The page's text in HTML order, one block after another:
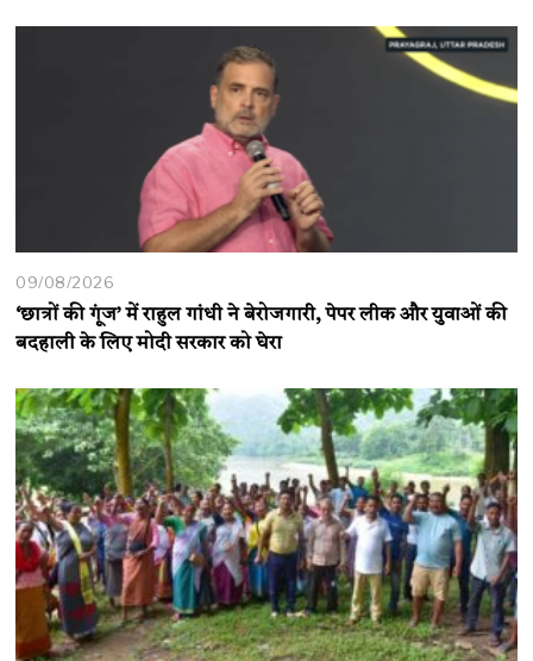
09/08/2026
‘छात्रों की गूंज’ में राहुल गांधी ने बेरोजगारी, पेपर लीक और युवाओं की
बदहाली के लिए मोदी सरकार को घेरा